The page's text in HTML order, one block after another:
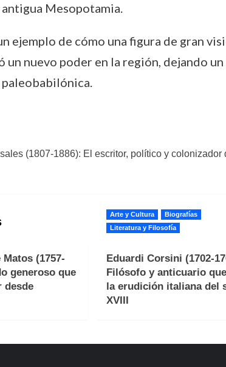
Mesopotamia.
ejemplo de cómo una figura de gran
un nuevo poder en la región, dejando
(1807-1886): El escritor, político y colonizador
(1757-
generoso que
desde
Arte y Cultura
Biografías
Literatura y Filosofía
Eduardi Corsini (1702-
Filósofo y anticuario
la erudición italiana del
XVIII